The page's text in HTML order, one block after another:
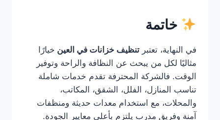
خاتمة
في النهاية، تعتبر تنظيف خزانات في العين خيارًا
مثاليًا لكل من يبحث عن النظافة والراحة وتوفير
الوقت. فالشركة المحترفة تقدم خدمات شاملة
تناسب المنازل، الفلل، الشقق، المكاتب،
والمحلات، مع استخدام معدات حديثة ومنظفات
آمنة وفريق مدرب يلتزم بأعلى معايير الجودة.